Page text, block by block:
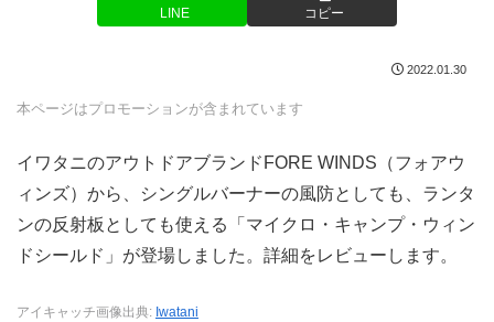
LINE コピー
2022.01.30
本ページはプロモーションが含まれています
イワタニのアウトドアブランドFORE WINDS（フォアウ
ィンズ）から、シングルバーナーの風防としても、ランタ
ンの反射板としても使える「マイクロ・キャンプ・ウィン
ドシールド」が登場しました。詳細をレビューします。
アイキャッチ画像出典: Iwatani